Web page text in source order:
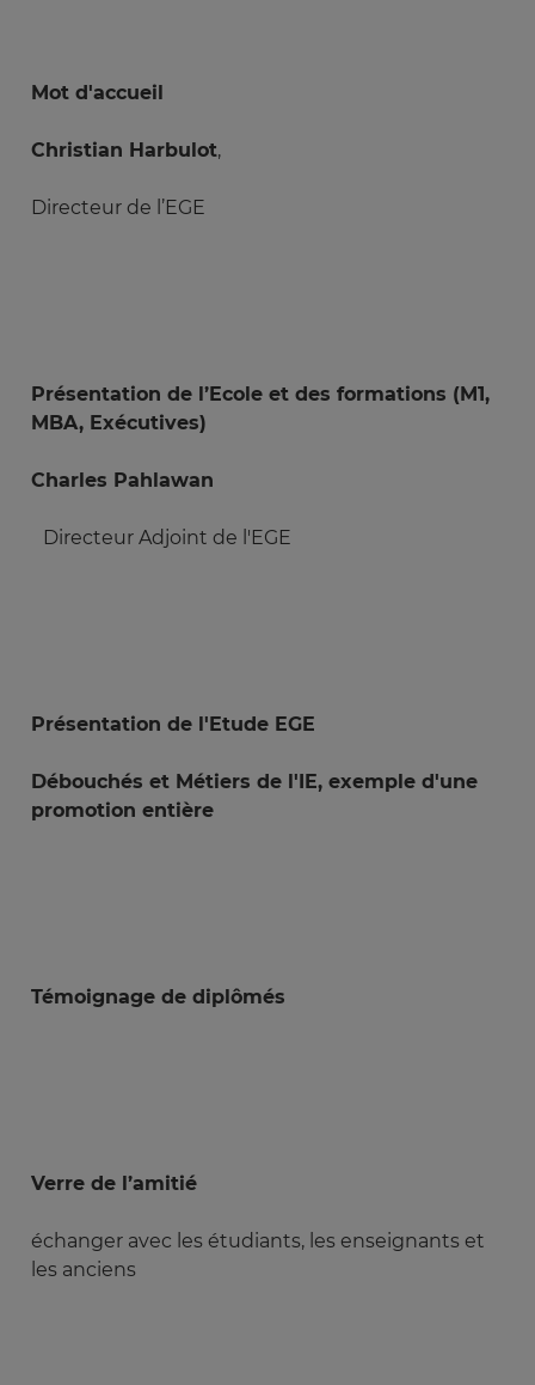
Mot d'accueil
Christian Harbulot,
Directeur de l’EGE
Présentation de l’Ecole et des formations (M1,
MBA, Exécutives)
Charles Pahlawan
Directeur Adjoint de l'EGE
Présentation de l'Etude EGE
Débouchés et Métiers de l'IE, exemple d'une
promotion entière
Témoignage de diplômés
Verre de l’amitié
échanger avec les étudiants, les enseignants et
les anciens